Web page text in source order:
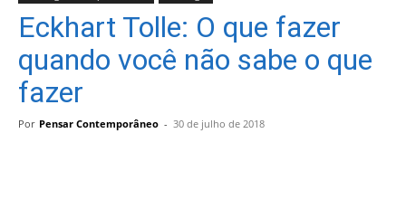
Eckhart Tolle: O que fazer
quando você não sabe o que
fazer
Por Pensar Contemporâneo - 30 de julho de 2018